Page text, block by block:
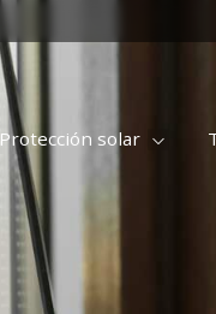
Protección solar